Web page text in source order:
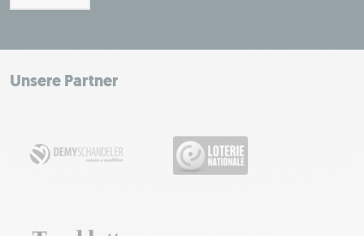
+
−
Leaflet|Map tiles by Carto, under CC BY 3.0. Data by OpenStreetMap, under
Unsere Partner